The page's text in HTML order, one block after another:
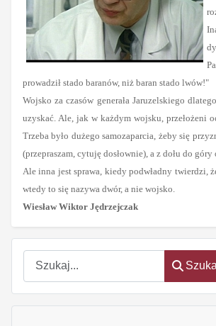
Szukaj
prowadził stado baranów, niż baran stado lwów!"
Wojsko za czasów generała Jaruzelskiego
uzyskać. Ale, jak w każdym wojsku, przełożeni
Trzeba było dużego samozaparcia, żeby się
(przepraszam, cytuję dosłownie), a z dołu do
Ale inna jest sprawa, kiedy podwładny twierdzi,
wtedy to się nazywa dwór, a nie wojsko.
Wiesław Wiktor Jędrzejczak